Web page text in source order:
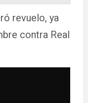
revuelo, ya
contra Real